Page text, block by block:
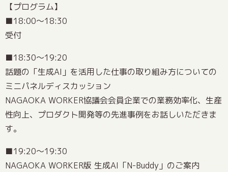
【プログラム】
■18:00～18:30
受付
■18:30～19:20
話題の「生成AI」を活用した仕事の取り組み方についての
ミニパネルディスカッション
NAGAOKA WORKER協議会会員企業での業務効率化、生産
性向上、プロダクト開発等の先進事例をお話しいただきま
す。
■19:20～19:30
NAGAOKA WORKER版 生成AI「N-Buddy」のご案内